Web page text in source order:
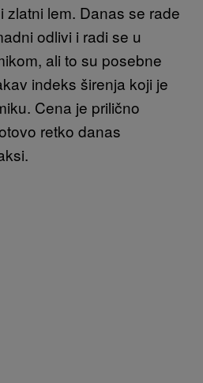
zlatni lem. Danas se rade
odlivi i radi se u
ali to su posebne
indeks širenja koji je
Cena je prilično
retko danas